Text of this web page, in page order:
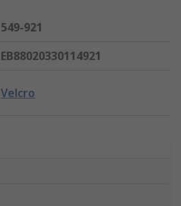
549-921
EB88020330114921
Velcro